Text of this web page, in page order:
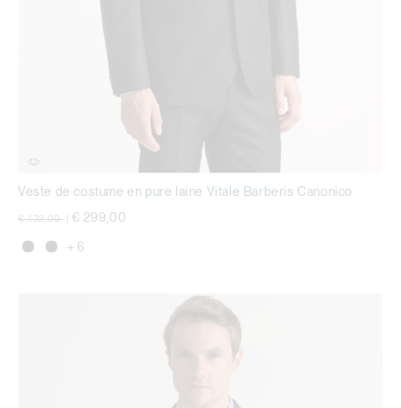
Veste de costume en pure laine Vitale Barberis Canonico
Prix réduit de
€ 432,00 € 299,00
+ 6